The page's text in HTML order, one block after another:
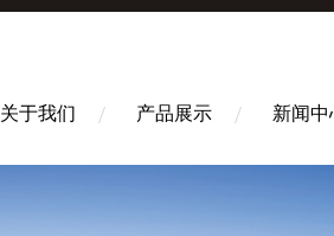
关于我们 产品展示 新闻中